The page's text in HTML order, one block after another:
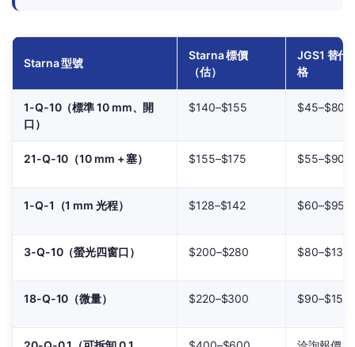
Starna 型號
Starna 標價
（估）
JGS1 替代
格
1-Q-10（標準 10 mm、開
口）
$140–$155 $45–$80
21-Q-10（10 mm + 塞） $155–$175 $55–$90
1-Q-1（1 mm 光程） $128–$142 $60–$95
3-Q-10（螢光四窗口） $200–$280 $80–$130
18-Q-10（微量） $220–$300 $90–$150